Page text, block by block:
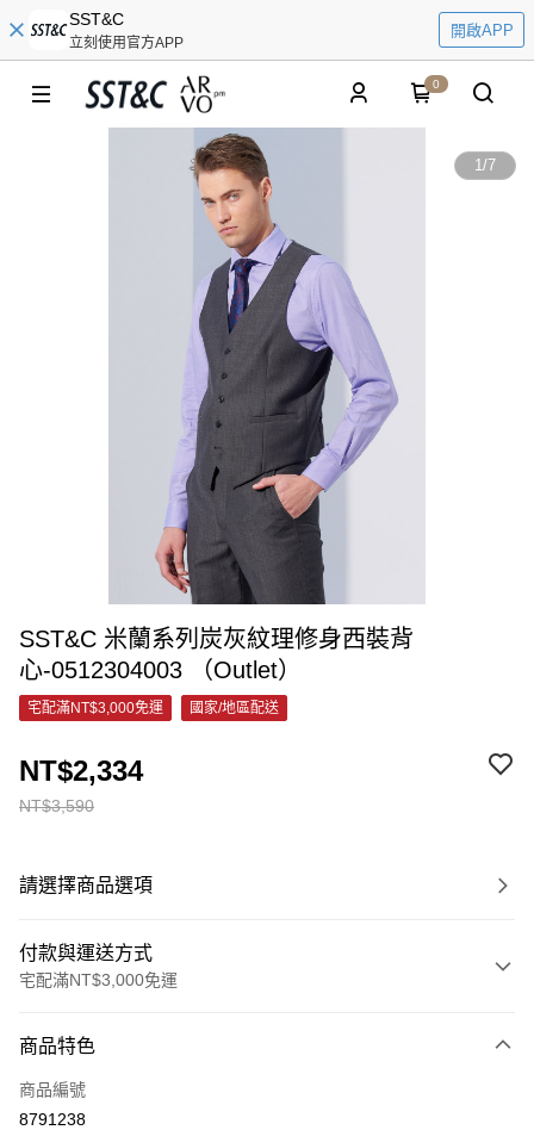
SST&C
立刻使用官方APP
開啟APP
0
1/7
SST&C 米蘭系列炭灰紋理修身西裝背
心-0512304003 （Outlet）
宅配滿NT$3,000免運 國家/地區配送
NT$3,590
NT$2,334
請選擇商品選項
付款與運送方式
宅配滿NT$3,000免運
信用卡一次付款
信用卡分期付款
商品特色
商品編號
8791238